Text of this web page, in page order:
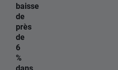
baisse
de
près
de
6
%
dans